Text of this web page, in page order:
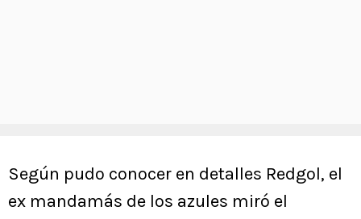
Según pudo conocer en detalles Redgol, el
ex mandamás de los azules miró el